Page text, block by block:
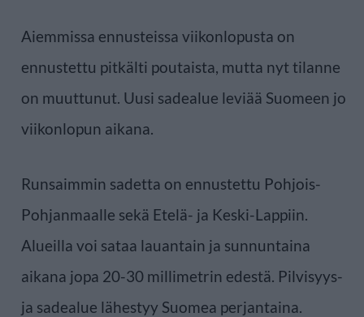
Aiemmissa ennusteissa viikonlopusta on
ennustettu pitkälti poutaista, mutta nyt tilanne
on muuttunut. Uusi sadealue leviää Suomeen jo
viikonlopun aikana.
Runsaimmin sadetta on ennustettu Pohjois-
Pohjanmaalle sekä Etelä- ja Keski-Lappiin.
Alueilla voi sataa lauantain ja sunnuntaina
aikana jopa 20-30 millimetrin edestä. Pilvisyys-
ja sadealue lähestyy Suomea perjantaina.